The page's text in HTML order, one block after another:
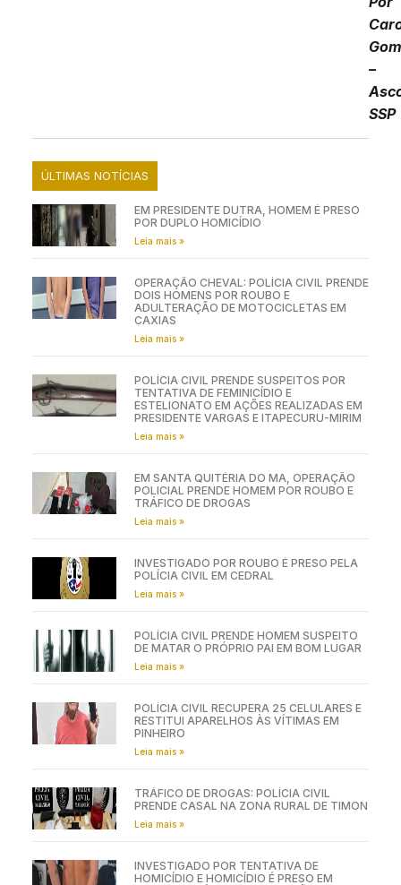
Por
ÚLTIMAS NOTÍCIAS
EM PRESIDENTE DUTRA, HOMEM É PRESO
POR DUPLO HOMICÍDIO
Leia mais »
ADULTERAÇÃO DE MOTOCICLETAS EM
CAXIAS
Leia mais »
ESTELIONATO EM AÇÕES REALIZADAS EM
PRESIDENTE VARGAS E ITAPECURU-MIRIM
Leia mais »
POLICIAL PRENDE HOMEM POR ROUBO E
TRÁFICO DE DROGAS
Leia mais »
INVESTIGADO POR ROUBO É PRESO PELA
POLÍCIA CIVIL EM CEDRAL
Leia mais »
POLÍCIA CIVIL PRENDE HOMEM SUSPEITO
DE MATAR O PRÓPRIO PAI EM BOM LUGAR
Leia mais »
RESTITUI APARELHOS ÀS VÍTIMAS EM
PINHEIRO
Leia mais »
TRÁFICO DE DROGAS: POLÍCIA CIVIL
PRENDE CASAL NA ZONA RURAL DE TIMON